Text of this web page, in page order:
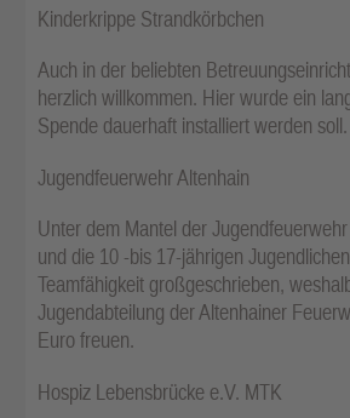
Kinderkrippe Strandkörbchen
Auch in der beliebten
herzlich willkommen. Hier wurde ein
Spende dauerhaft installiert werden soll.
Jugendfeuerwehr Altenhain
Unter dem Mantel der
und die 10 -bis 17-jährigen
Teamfähigkeit großgeschrieben,
Jugendabteilung der Altenhainer
Euro freuen.
Hospiz Lebensbrücke e.V. MTK